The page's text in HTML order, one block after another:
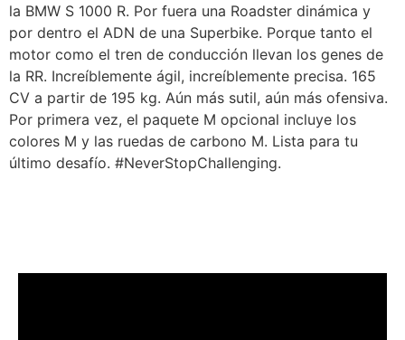
la BMW S 1000 R. Por fuera una Roadster dinámica y
por dentro el ADN de una Superbike. Porque tanto el
motor como el tren de conducción llevan los genes de
la RR. Increíblemente ágil, increíblemente precisa. 165
CV a partir de 195 kg. Aún más sutil, aún más ofensiva.
Por primera vez, el paquete M opcional incluye los
colores M y las ruedas de carbono M. Lista para tu
último desafío. #NeverStopChallenging.